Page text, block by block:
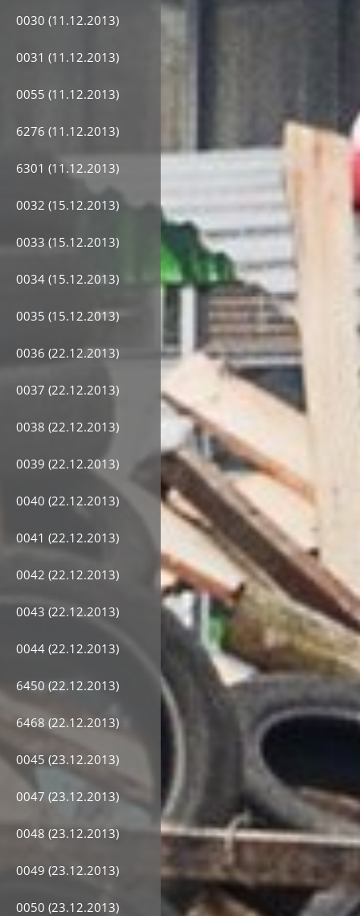
0030 (11.12.2013)
0031 (11.12.2013)
0055 (11.12.2013)
6276 (11.12.2013)
6301 (11.12.2013)
0032 (15.12.2013)
0033 (15.12.2013)
0034 (15.12.2013)
0035 (15.12.2013)
0036 (22.12.2013)
0037 (22.12.2013)
0038 (22.12.2013)
0039 (22.12.2013)
0040 (22.12.2013)
0041 (22.12.2013)
0042 (22.12.2013)
0043 (22.12.2013)
0044 (22.12.2013)
6450 (22.12.2013)
6468 (22.12.2013)
0045 (23.12.2013)
0047 (23.12.2013)
0048 (23.12.2013)
0049 (23.12.2013)
0050 (23.12.2013)